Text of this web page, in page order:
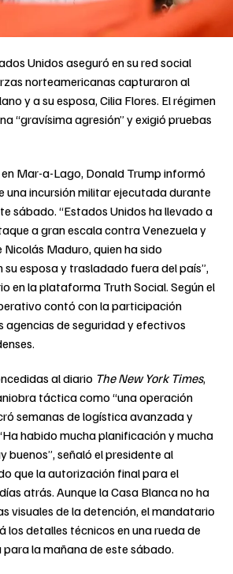
Unidos aseguró en su red social
norteamericanas capturaron al
y a su esposa, Cilia Flores. El régimen
“gravísima agresión” y exigió pruebas
en Mar-a-Lago, Donald Trump informó
una incursión militar ejecutada durante
sábado. “Estados Unidos ha llevado a
a gran escala contra Venezuela y
Nicolás Maduro, quien ha sido
esposa y trasladado fuera del país”,
en la plataforma Truth Social. Según el
contó con la participación
agencias de seguridad y efectivos
al diario The New York Times,
táctica como “una operación
semanas de logística avanzada y
habido mucha planificación y mucha
buenos”, señaló el presidente al
que la autorización final para el
atrás. Aunque la Casa Blanca no ha
visuales de la detención, el mandatario
los detalles técnicos en una rueda de
la mañana de este sábado.